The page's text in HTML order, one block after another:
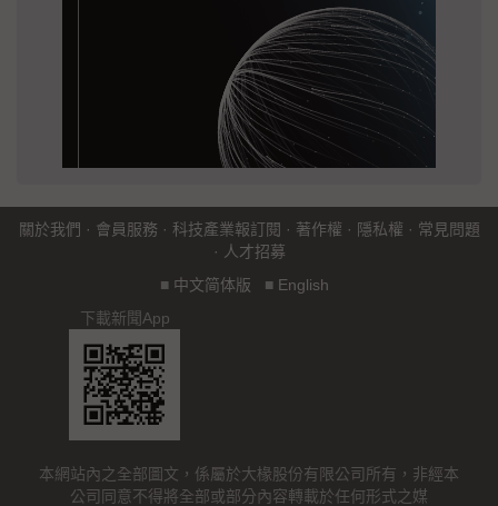
關於我們 · 會員服務 · 科技產業報訂閱 · 著作權 · 隱私權 · 常見問題
· 人才招募
■ 中文简体版 ■ English
下載新聞App
本網站內之全部圖文，係屬於大椽股份有限公司所有，非經本
公司同意不得將全部或部分內容轉載於任何形式之媒